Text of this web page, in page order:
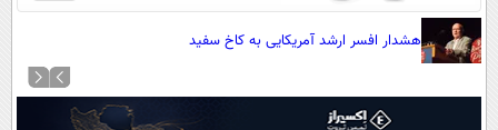
و
کردن
منو
صفحه اول
هشدار افسر ارشد آمریکایی به کاخ سفید